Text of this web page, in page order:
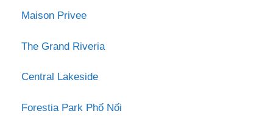
Maison Privee
The Grand Riveria
Central Lakeside
Forestia Park Phố Nối